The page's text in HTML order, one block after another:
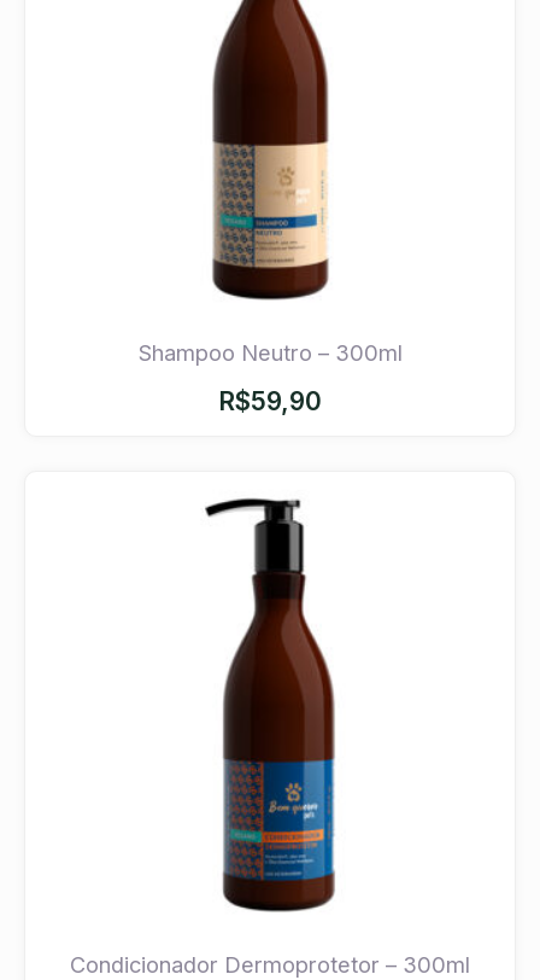
Shampoo Neutro – 300ml
R$59,90
Condicionador Dermoprotetor – 300ml